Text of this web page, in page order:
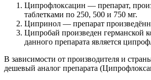
Ципрофлоксацин — препарат,
таблетками по 250, 500 и 750 мг.
Ципринол — препарат
Ципробай произведен германской
данного препарата является
В зависимости от производителя и
дешевый аналог препарата